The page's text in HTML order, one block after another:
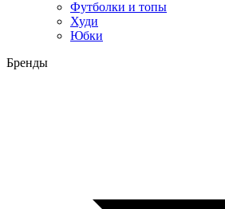
Футболки и топы
Худи
Юбки
Бренды